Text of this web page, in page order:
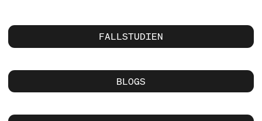
FALLSTUDIEN
BLOGS